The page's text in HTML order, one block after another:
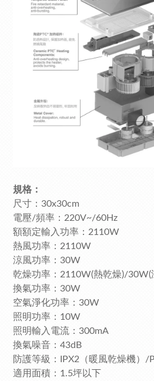
規格：
尺寸：30x30cm
電壓/頻率：220V~/60Hz
額額定輸入功率：2110W
熱風功率：2110W
涼風功率：30W
乾燥功率：2110W(熱乾燥)/30W(
換氣功率：30W
空氣淨化功率：30W
照明功率：10W
照明輸入電流：300mA
換氣噪音：43dB
防護等級：IPX2（暖風乾燥機）/
適用面積：1.5坪以下